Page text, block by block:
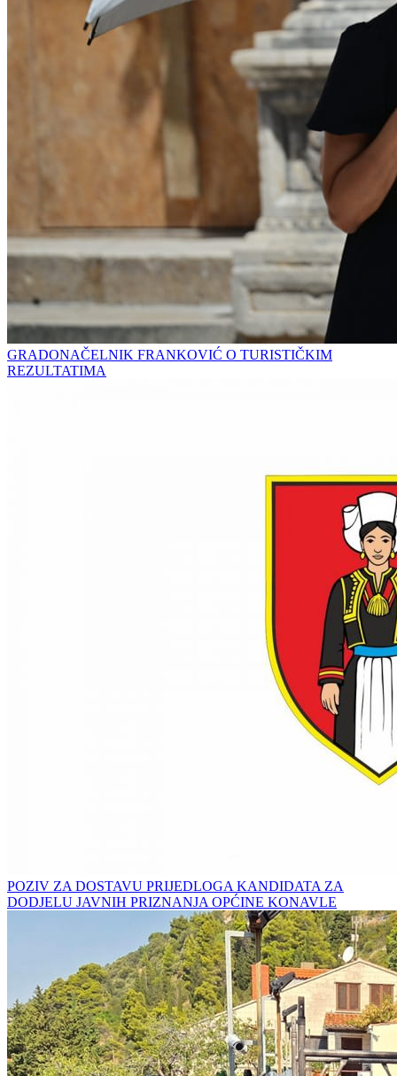
GRADONAČELNIK FRANKOVIĆ O TURISTIČKIM
REZULTATIMA
POZIV ZA DOSTAVU PRIJEDLOGA KANDIDATA ZA
DODJELU JAVNIH PRIZNANJA OPĆINE KONAVLE